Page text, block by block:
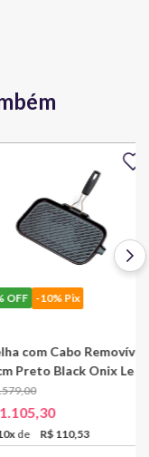
-10% Pix
com Cabo Removível
Black Onix Le
,00
,30
R$ 110,53